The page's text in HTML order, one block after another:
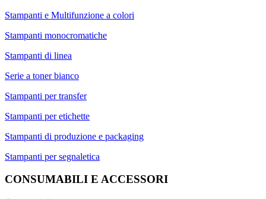
Stampanti e Multifunzione a colori
Stampanti monocromatiche
Stampanti di linea
Serie a toner bianco
Stampanti per transfer
Stampanti per etichette
Stampanti di produzione e packaging
Stampanti per segnaletica
CONSUMABILI E ACCESSORI